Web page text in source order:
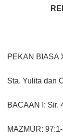
PEKAN BIASA
Sta. Yulita dan
BACAAN I: Sir.
MAZMUR: